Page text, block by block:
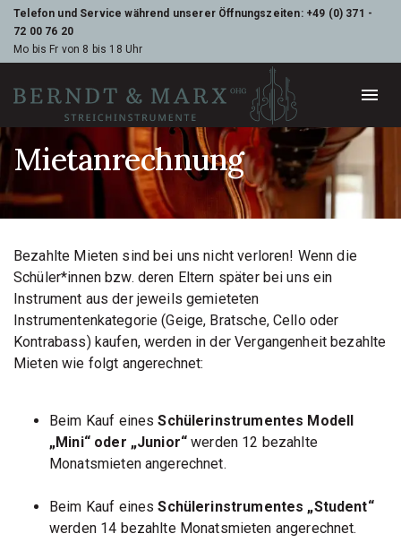
Telefon und Service während unserer Öffnungszeiten: +49 (0) 371 -
72 00 76 20
Mo bis Fr von 8 bis 18 Uhr
Mietanrechnung
Bezahlte Mieten sind bei uns nicht verloren! Wenn die
Schüler*innen bzw. deren Eltern später bei uns ein
Instrument aus der jeweils gemieteten
Instrumentenkategorie (Geige, Bratsche, Cello oder
Kontrabass) kaufen, werden in der Vergangenheit bezahlte
Mieten wie folgt angerechnet:
Beim Kauf einesSchülerinstrumentes Modell
„Mini“ oder „Junior“ werden 12 bezahlte
Monatsmieten angerechnet.
Beim Kauf einesSchülerinstrumentes „Student“
werden 14 bezahlte Monatsmieten angerechnet.